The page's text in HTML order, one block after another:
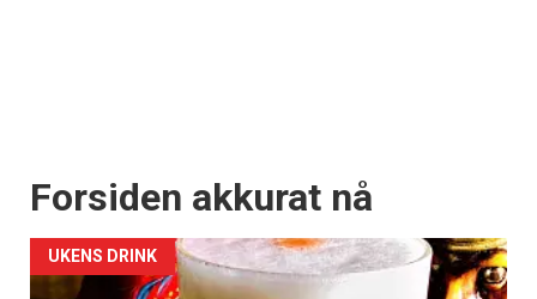
Forsiden akkurat nå
UKENS DRINK